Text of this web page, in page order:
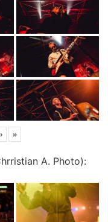
› »
A. Photo):